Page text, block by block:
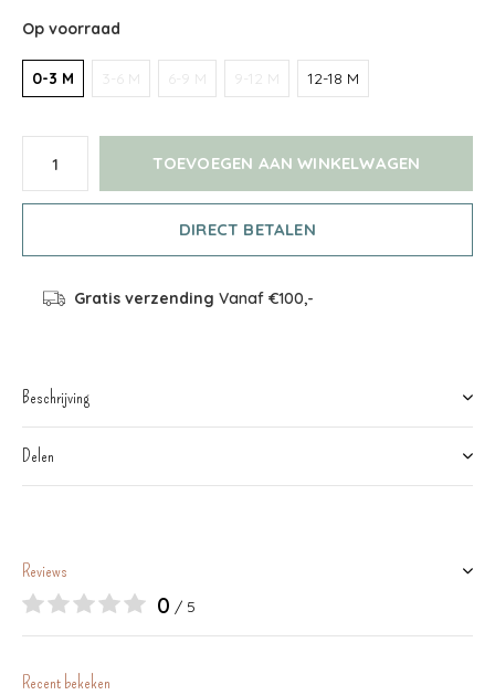
Op voorraad
0-3 M 3-6 M 6-9 M 9-12 M 12-18 M
TOEVOEGEN AAN WINKELWAGEN
DIRECT BETALEN
Gratis verzending Vanaf €100,-
Beschrijving
Delen
Reviews
0 / 5
Recent bekeken